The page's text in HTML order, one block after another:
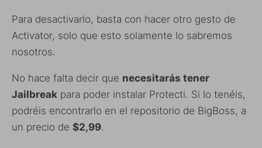
Para desactivarlo, basta con hacer otro gesto de
Activator, solo que esto solamente lo sabremos
nosotros.
No hace falta decir que necesitarás tener
Jailbreak para poder instalar Protecti. Si lo tenéis,
podréis encontrarlo en el repositorio de BigBoss, a
un precio de $2,99.